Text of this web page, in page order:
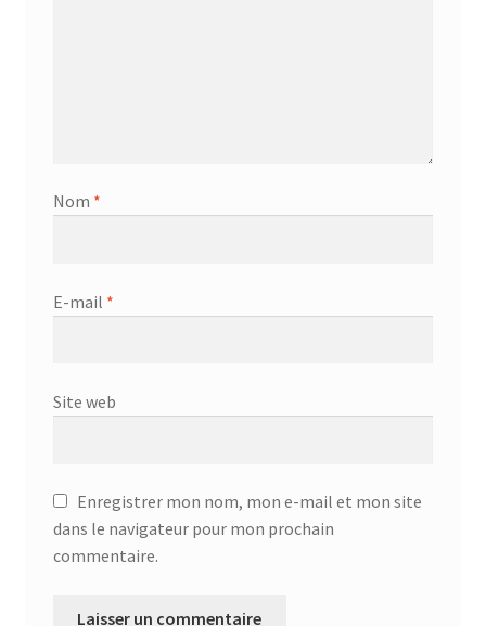
Nom *
E-mail *
Site web
Enregistrer mon nom, mon e-mail et mon site
dans le navigateur pour mon prochain
commentaire.